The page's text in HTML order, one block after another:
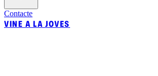
Contacte
VINE A LA JOVES